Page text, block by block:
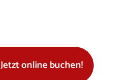
Jetzt online buchen!